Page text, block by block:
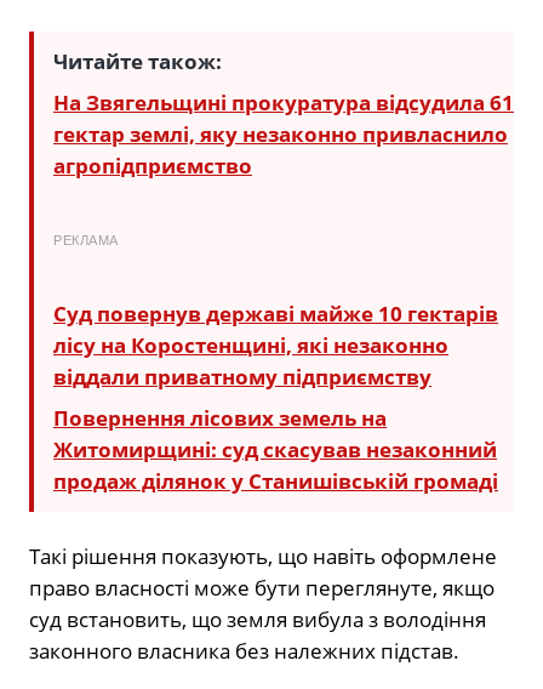
Читайте також:
На Звягельщині прокуратура відсудила 61
гектар землі, яку незаконно привласнило
агропідприємство
РЕКЛАМА
Суд повернув державі майже 10 гектарів
лісу на Коростенщині, які незаконно
віддали приватному підприємству
Повернення лісових земель на
Житомирщині: суд скасував незаконний
продаж ділянок у Станишівській громаді
Такі рішення показують, що навіть оформлене
право власності може бути переглянуте, якщо
суд встановить, що земля вибула з володіння
законного власника без належних підстав.